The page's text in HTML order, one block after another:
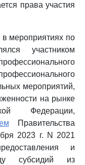
права участия
в мероприятиях по
участником
мероприятий,
на рынке
Федерации,
Правительства
2023 г. N 2021
и
субсидий из